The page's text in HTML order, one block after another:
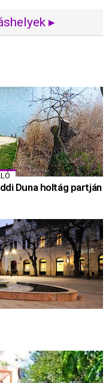
▸
Duna holtág partján